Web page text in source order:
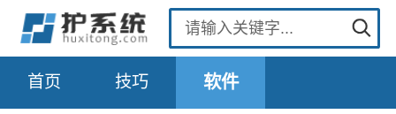
首页 技巧 软件